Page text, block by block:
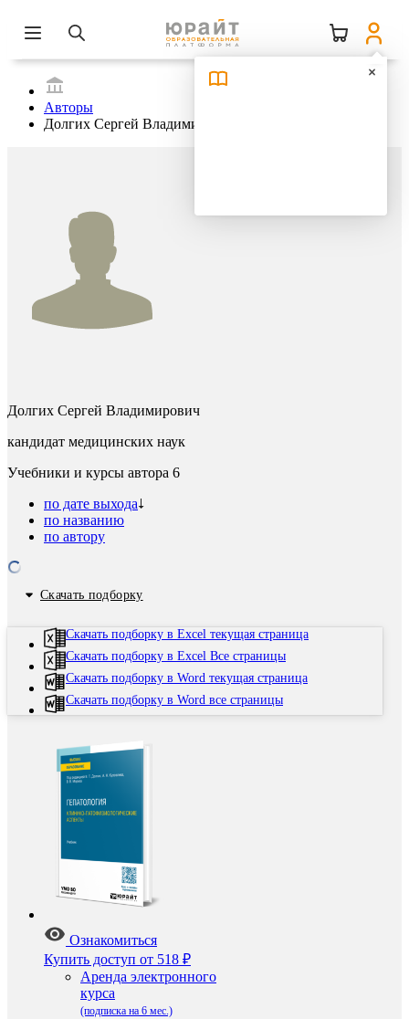
Авторы
Долгих Сергей Владимирович
Долгих Сергей Владимирович
кандидат медицинских наук
Учебники и курсы автора 6
по дате выхода
по названию
по автору
Скачать подборку
Скачать подборку в Excel текущая страница
Скачать подборку в Excel Все страницы
Скачать подборку в Word текущая страница
Скачать подборку в Word все страницы
Ознакомиться
Купить доступ от 518 ₽
Аренда электронного
курса
(подписка на 6 мес.)